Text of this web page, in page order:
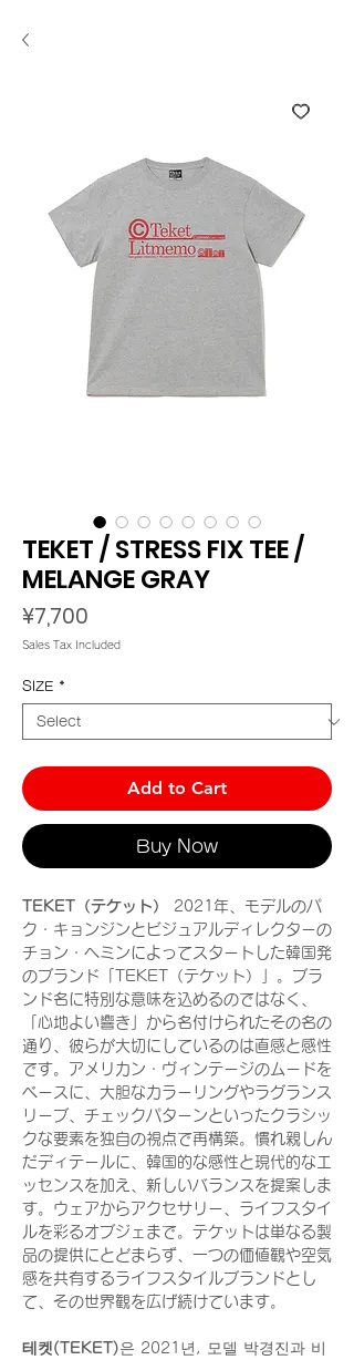
TEKET / STRESS FIX TEE /
MELANGE GRAY
¥7,700
Sales Tax Included
SIZE *
Add to Cart
Buy Now
TEKET（テケット）
2021年、モデルのパ
ク・キョンジンとビジュアルディレクターの
チョン・ヘミンによってスタートした韓国発
のブランド「TEKET（テケット）」。ブラ
ンド名に特別な意味を込めるのではなく、
「心地よい響き」から名付けられたその名の
通り、彼らが大切にしているのは直感と感性
です。アメリカン・ヴィンテージのムードを
ベースに、大胆なカラーリングやラグランス
リーブ、チェックパターンといったクラシッ
クな要素を独自の視点で再構築。慣れ親しん
だディテールに、韓国的な感性と現代的なエ
ッセンスを加え、新しいバランスを提案しま
す。ウェアからアクセサリー、ライフスタイ
ルを彩るオブジェまで。テケットは単なる製
品の提供にとどまらず、一つの価値観や空気
感を共有するライフスタイルブランドとし
て、その世界観を広げ続けています。
테켓(TEKET)은 2021년, 모델 박경진과 비